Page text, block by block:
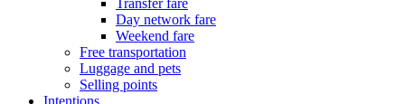
Transfer fare
Day network fare
Weekend fare
Free transportation
Luggage and pets
Selling points
Intentions